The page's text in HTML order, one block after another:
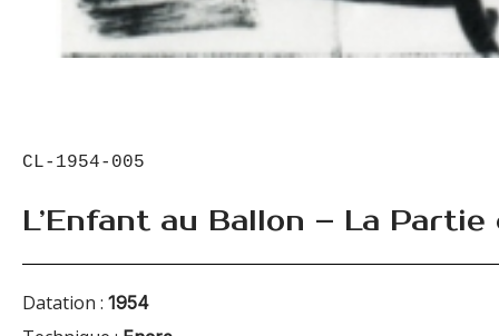
CL-1954-005
L’Enfant au Ballon – La Partie
Datation : 1954